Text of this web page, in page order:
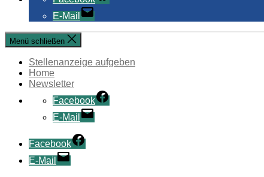
E-Mail
Menü schließen
Stellenanzeige aufgeben
Home
Newsletter
Facebook
E-Mail
Facebook
E-Mail